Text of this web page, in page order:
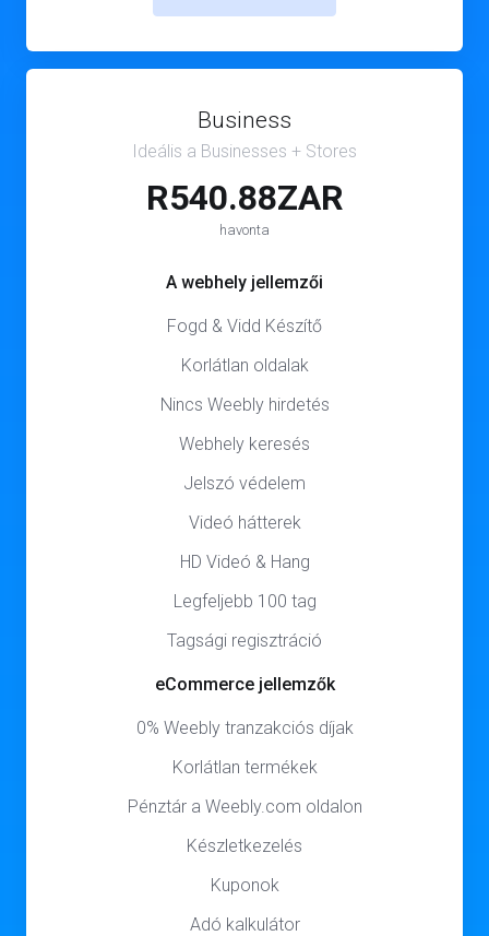
Business
Ideális a Businesses + Stores
R540.88ZAR
havonta
A webhely jellemzői
Fogd & Vidd Készítő
Korlátlan oldalak
Nincs Weebly hirdetés
Webhely keresés
Jelszó védelem
Videó hátterek
HD Videó & Hang
Legfeljebb 100 tag
Tagsági regisztráció
eCommerce jellemzők
0% Weebly tranzakciós díjak
Korlátlan termékek
Pénztár a Weebly.com oldalon
Készletkezelés
Kuponok
Adó kalkulátor